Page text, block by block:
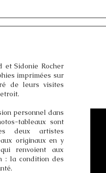
et Sidonie Rocher
imprimées sur
de leurs visites
personnel dans
tableaux sont
deux artistes
originaux en y
renvoient aux
: la condition des